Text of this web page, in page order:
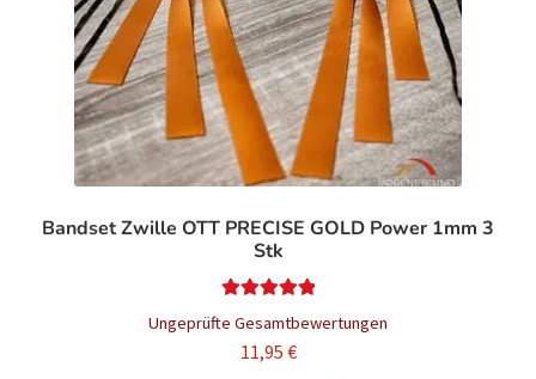
Bandset Zwille OTT PRECISE GOLD Power 1mm 3
Stk
Ungeprüfte Gesamtbewertungen
11,95 €